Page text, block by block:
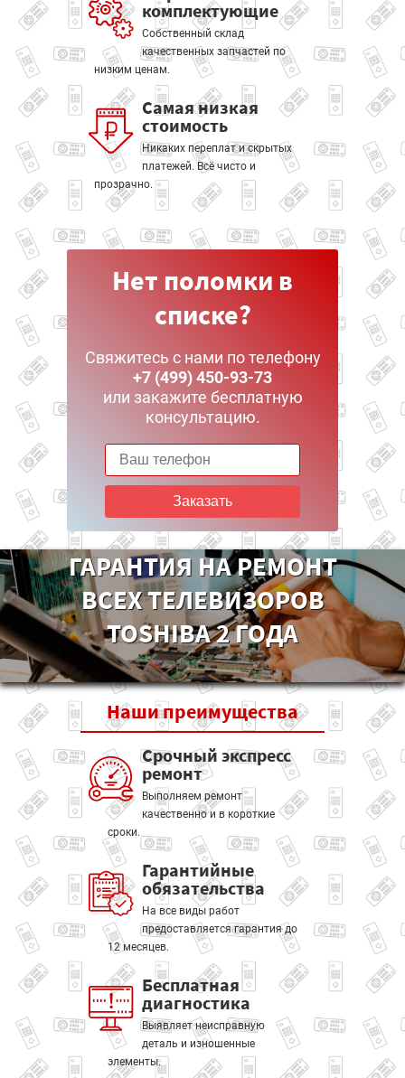
комплектующие
Собственный склад
качественных запчастей по
низким ценам.
Самая низкая
стоимость
Никаких переплат и скрытых
платежей. Всё чисто и
прозрачно.
Нет поломки в
списке?
Свяжитесь с нами по телефону
+7 (499) 450-93-73
или закажите бесплатную
консультацию.
Заказать
ГАРАНТИЯ НА РЕМОНТ
ВСЕХ ТЕЛЕВИЗОРОВ
TOSHIBA 2 ГОДА
Нашипреимущества
Срочный экспресс
ремонт
Выполняем ремонт
качественно и в короткие
сроки.
Гарантийные
обязательства
На все виды работ
предоставляется гарантия до
12 месяцев.
Бесплатная
диагностика
Выявляет неисправную
деталь и изношенные
элементы.